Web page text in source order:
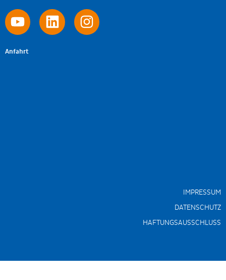
Anfahrt
IMPRESSUM
DATENSCHUTZ
HAFTUNGSAUSSCHLUSS